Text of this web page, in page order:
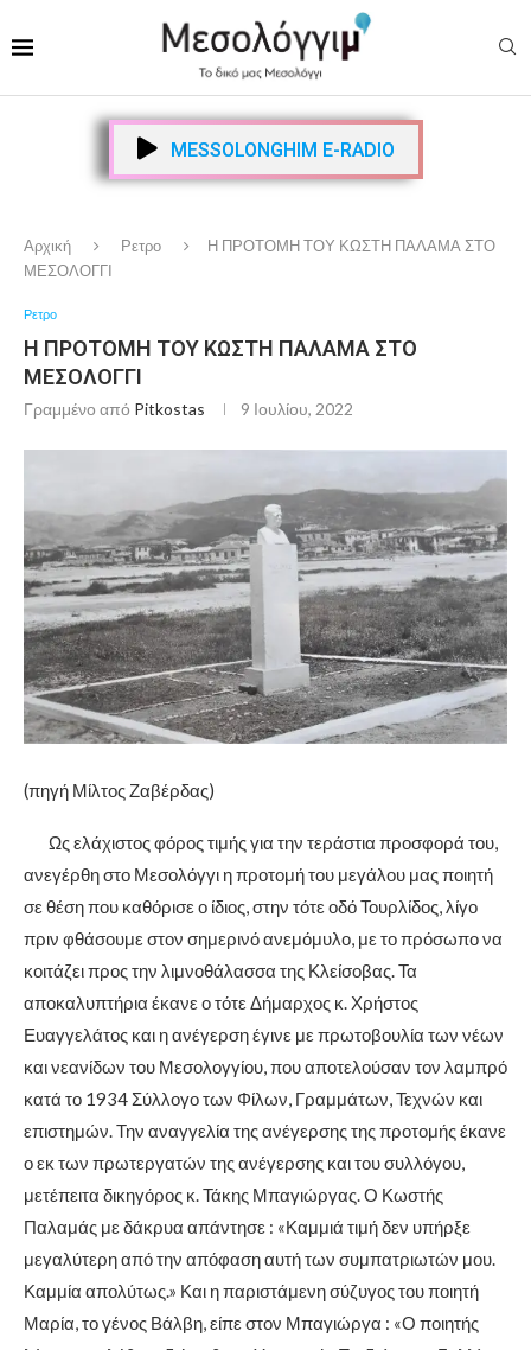
MESSOLONGHIM E-RADIO
Αρχική Ρετρο
Η ΠΡΟΤΟΜΗ ΤΟΥ ΚΩΣΤΗ ΠΑΛΑΜΑ ΣΤΟ
ΜΕΣΟΛΟΓΓΙ
Ρετρο
Η ΠΡΟΤΟΜΗ ΤΟΥ ΚΩΣΤΗ ΠΑΛΑΜΑ ΣΤΟ
ΜΕΣΟΛΟΓΓΙ
Γραμμένο από Pitkostas 9 Ιουλίου, 2022
(πηγή Μίλτος Ζαβέρδας)
Ως ελάχιστος φόρος τιμής για την τεράστια προσφορά του,
ανεγέρθη στο Μεσολόγγι η προτομή του μεγάλου μας ποιητή
σε θέση που καθόρισε ο ίδιος, στην τότε οδό Τουρλίδος, λίγο
πριν φθάσουμε στον σημερινό ανεμόμυλο, με το πρόσωπο να
κοιτάζει προς την λιμνοθάλασσα της Κλείσοβας. Τα
αποκαλυπτήρια έκανε ο τότε Δήμαρχος κ. Χρήστος
Ευαγγελάτος και η ανέγερση έγινε με πρωτοβουλία των νέων
και νεανίδων του Μεσολογγίου, που αποτελούσαν τον λαμπρό
κατά το 1934 Σύλλογο των Φίλων, Γραμμάτων, Τεχνών και
επιστημών. Την αναγγελία της ανέγερσης της προτομής έκανε
ο εκ των πρωτεργατών της ανέγερσης και του συλλόγου,
μετέπειτα δικηγόρος κ. Τάκης Μπαγιώργας. Ο Κωστής
Παλαμάς με δάκρυα απάντησε : «Καμμιά τιμή δεν υπήρξε
μεγαλύτερη από την απόφαση αυτή των συμπατριωτών μου.
Καμμία απολύτως.» Και η παριστάμενη σύζυγος του ποιητή
Μαρία, το γένος Βάλβη, είπε στον Μπαγιώργα : «Ο ποιητής